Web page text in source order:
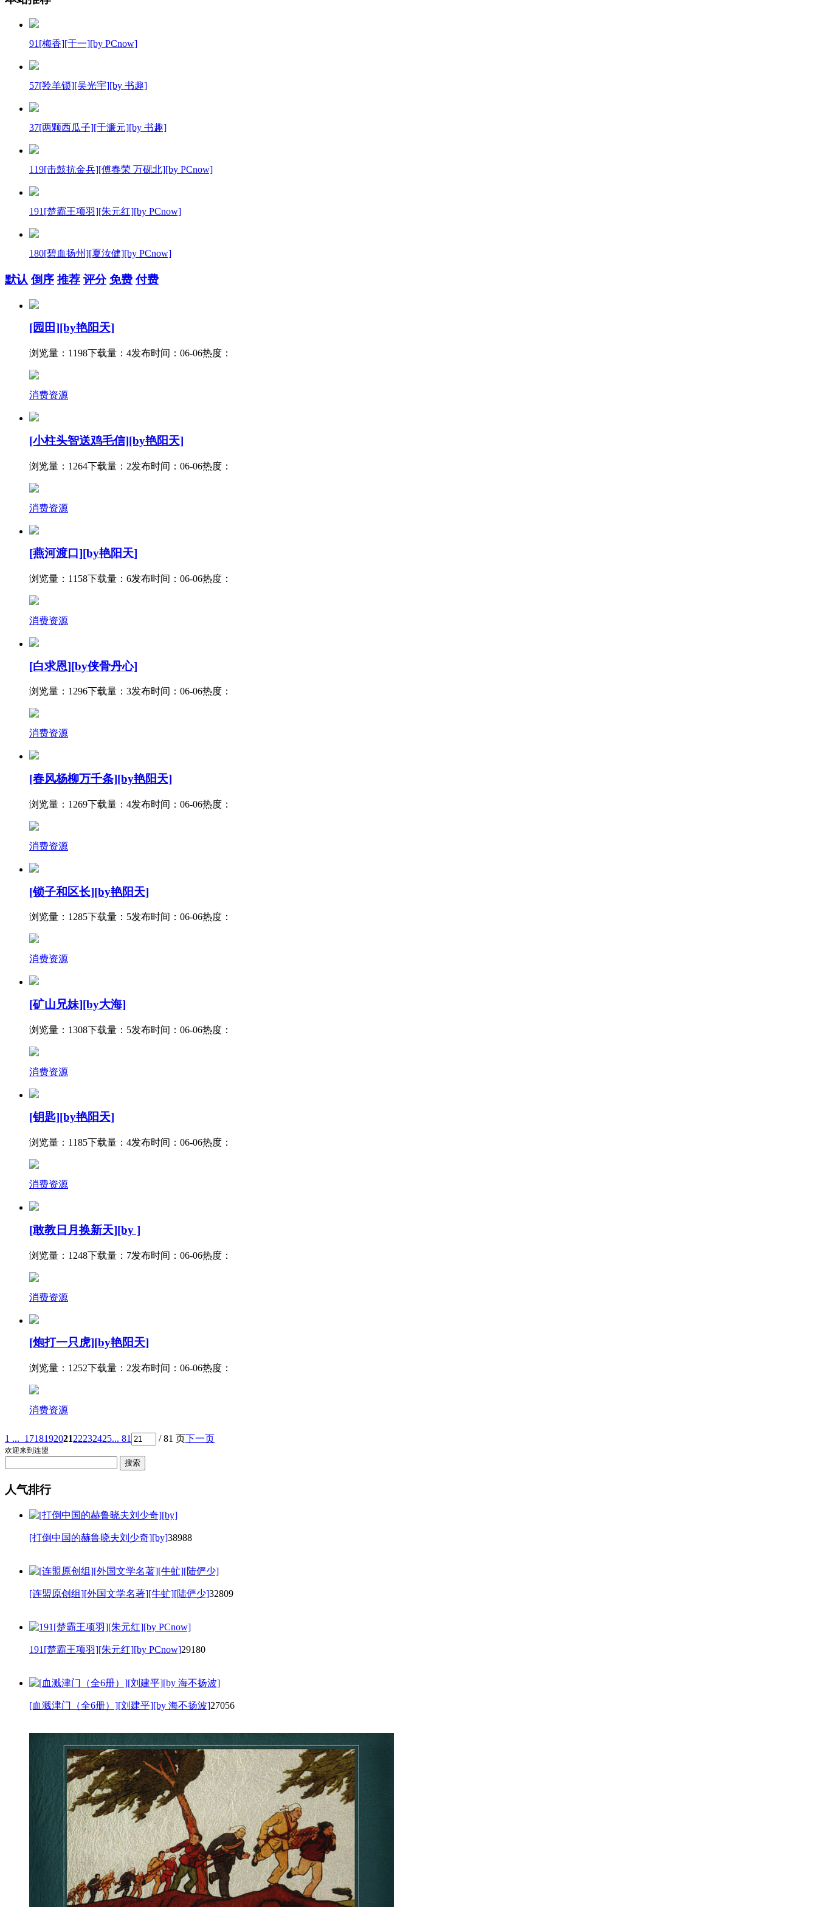
91[梅香][于一][by PCnow]
57[羚羊锁][吴光宇][by 书趣]
37[两颗西瓜子][于濂元][by 书趣]
119[击鼓抗金兵][傅春荣 万砚北][by PCnow]
191[楚霸王项羽][朱元红][by PCnow]
180[碧血扬州][夏汝健][by PCnow]
默认 倒序 推荐 评分 免费 付费
[园田][by艳阳天]
浏览量：1198下载量：4发布时间：06-06热度：
消费资源
[小柱头智送鸡毛信][by艳阳天]
浏览量：1264下载量：2发布时间：06-06热度：
消费资源
[燕河渡口][by艳阳天]
浏览量：1158下载量：6发布时间：06-06热度：
消费资源
[白求恩][by侠骨丹心]
浏览量：1296下载量：3发布时间：06-06热度：
消费资源
[春风杨柳万千条][by艳阳天]
浏览量：1269下载量：4发布时间：06-06热度：
消费资源
[锁子和区长][by艳阳天]
浏览量：1285下载量：5发布时间：06-06热度：
消费资源
[矿山兄妹][by大海]
浏览量：1308下载量：5发布时间：06-06热度：
消费资源
[钥匙][by艳阳天]
浏览量：1185下载量：4发布时间：06-06热度：
消费资源
[敢教日月换新天][by ]
浏览量：1248下载量：7发布时间：06-06热度：
消费资源
[炮打一只虎][by艳阳天]
浏览量：1252下载量：2发布时间：06-06热度：
消费资源
1 ... 171819202122232425... 81 / 81 页下一页
欢迎来到连盟
人气排行
[打倒中国的赫鲁晓夫刘少奇][by]38988
[连盟原创组][外国文学名著][牛虻][陆俨少]32809
191[楚霸王项羽][朱元红][by PCnow]29180
[血溅津门（全6册）][刘建平][by 海不扬波]27056